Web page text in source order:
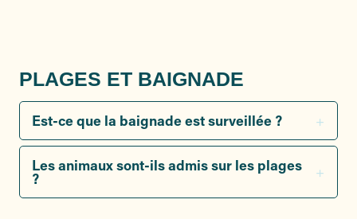
PLAGES ET BAIGNADE
Est-ce que la baignade est surveillée ?
Les animaux sont-ils admis sur les plages
?